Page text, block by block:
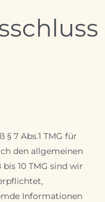
7 Abs.1 TMG für
den allgemeinen
10 TMG sind wir
Informationen